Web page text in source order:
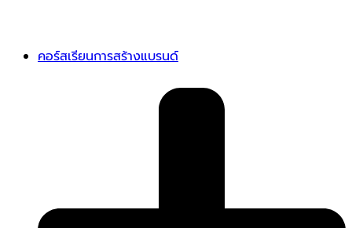
คอร์สเรียนการสร้างแบรนด์